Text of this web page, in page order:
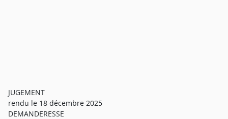
JUGEMENT
rendu le 18 décembre 2025
DEMANDERESSE